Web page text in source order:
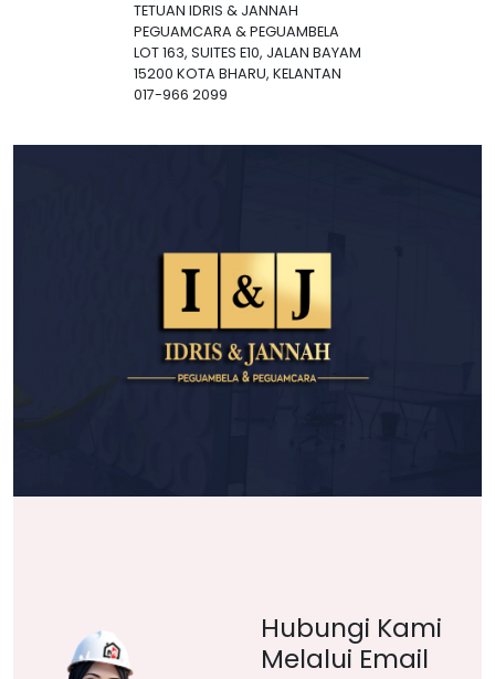
TETUAN IDRIS & JANNAH
PEGUAMCARA & PEGUAMBELA
LOT 163, SUITES E10, JALAN BAYAM
15200 KOTA BHARU, KELANTAN
017-966 2099
Hubungi Kami
Melalui Email